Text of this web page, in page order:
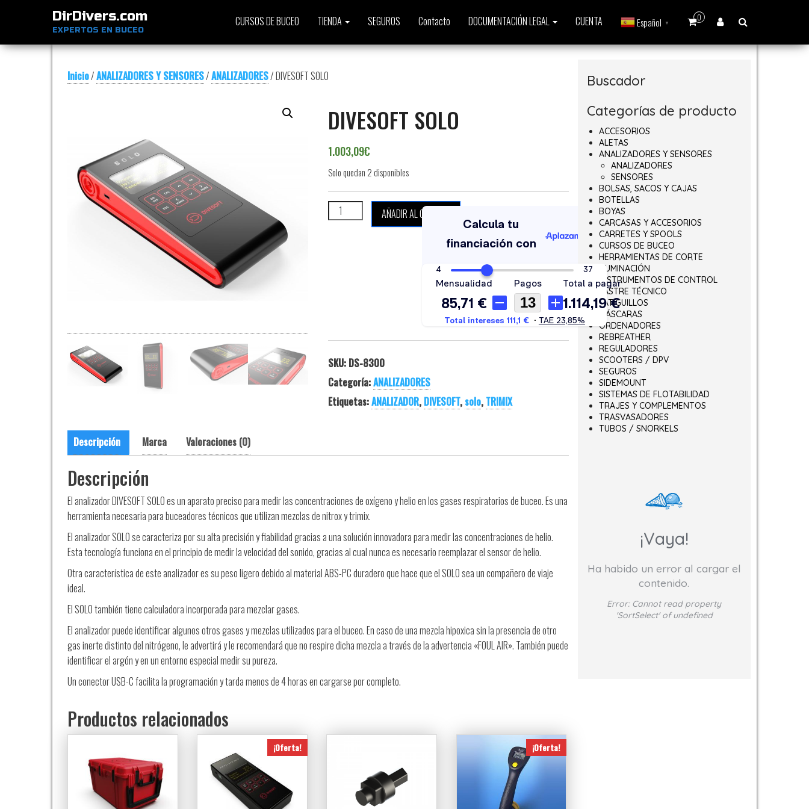
DirDivers.com
EXPERTOS EN BUCEO
0
CURSOS DE BUCEO TIENDA SEGUROS Contacto DOCUMENTACIÓN LEGAL CUENTA Español ▼
Inicio/ANALIZADORES Y SENSORES/ANALIZADORES/ DIVESOFT SOLO
DIVESOFT SOLO
1.003,09€
Solo quedan 2 disponibles
DIVESOFT SOLO cantidad
AÑADIR AL CARRITO
SKU: DS-8300
Categoría:ANALIZADORES
Etiquetas:ANALIZADOR, DIVESOFT, solo, TRIMIX
Descripción Marca Valoraciones (0)
Descripción
El analizador DIVESOFT SOLO es un aparato preciso para medir las concentraciones de oxígeno y helio en los gases respiratorios de buceo. Es una
herramienta necesaria para buceadores técnicos que utilizan mezclas de nitrox y trimix.
El analizador SOLO se caracteriza por su alta precisión y fiabilidad gracias a una solución innovadora para medir las concentraciones de helio.
Esta tecnología funciona en el principio de medir la velocidad del sonido, gracias al cual nunca es necesario reemplazar el sensor de helio.
Otra característica de este analizador es su peso ligero debido al material ABS-PC duradero que hace que el SOLO sea un compañero de viaje
ideal.
El SOLO también tiene calculadora incorporada para mezclar gases.
El analizador puede identificar algunos otros gases y mezclas utilizados para el buceo. En caso de una mezcla hipoxica sin la presencia de otro
gas inerte distinto del nitrógeno, le advertirá y le recomendará que no respire dicha mezcla a través de la advertencia «FOUL AIR». También puede
identificar el argón y en un entorno especial medir su pureza.
Un conector USB-C facilita la programación y tarda menos de 4 horas en cargarse por completo.
Productos relacionados
¡Oferta! ¡Oferta!
Buscador
Categorías de producto
ACCESORIOS
ALETAS
ANALIZADORES Y SENSORES
ANALIZADORES
SENSORES
BOLSAS, SACOS Y CAJAS
BOTELLAS
BOYAS
CARCASAS Y ACCESORIOS
CARRETES Y SPOOLS
CURSOS DE BUCEO
HERRAMIENTAS DE CORTE
ILUMINACIÓN
INSTRUMENTOS DE CONTROL
LASTRE TÉCNICO
LATIGUILLOS
MÁSCARAS
ORDENADORES
REBREATHER
REGULADORES
SCOOTERS / DPV
SEGUROS
SIDEMOUNT
SISTEMAS DE FLOTABILIDAD
TRAJES Y COMPLEMENTOS
TRASVASADORES
TUBOS / SNORKELS
¡Vaya!
Ha habido un error al cargar el
contenido.
Error: Cannot read property
'SortSelect' of undefined